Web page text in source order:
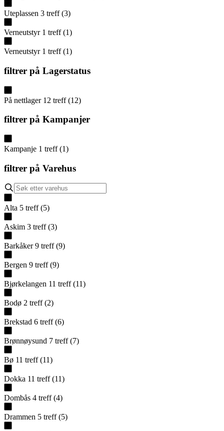
Uteplassen 3 treff (3)
Verneutstyr 1 treff (1)
Verneutstyr 1 treff (1)
filtrer på Lagerstatus
På nettlager 12 treff (12)
filtrer på Kampanjer
Kampanje 1 treff (1)
filtrer på Varehus
Alta 5 treff (5)
Askim 3 treff (3)
Barkåker 9 treff (9)
Bergen 9 treff (9)
Bjørkelangen 11 treff (11)
Bodø 2 treff (2)
Brekstad 6 treff (6)
Brønnøysund 7 treff (7)
Bø 11 treff (11)
Dokka 11 treff (11)
Dombås 4 treff (4)
Drammen 5 treff (5)